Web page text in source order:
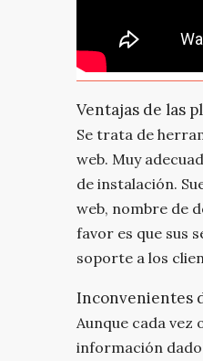
Ventajas de las
Se trata de
web. Muy
de instalación.
web, nombre de
favor es que sus
soporte a los
Inconvenientes
Aunque cada vez
información dado